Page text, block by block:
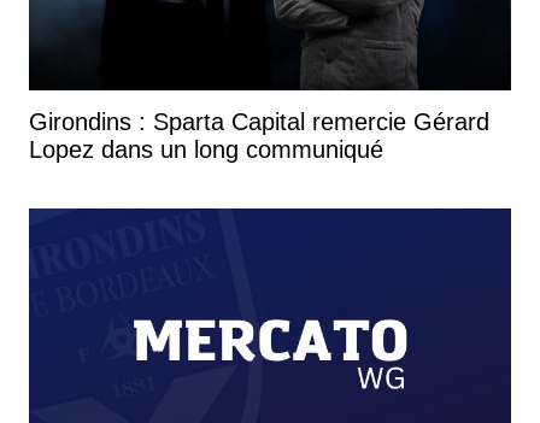
Girondins : Sparta Capital remercie Gérard
Lopez dans un long communiqué